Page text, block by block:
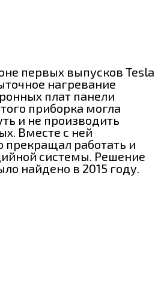
первых выпусков Tesla
нагревание
плат панели
приборка могла
и не производить
Вместе с ней
прекращал работать и
системы. Решение
найдено в 2015 году.